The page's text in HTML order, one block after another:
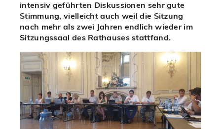
intensiv geführten Diskussionen sehr gute
Stimmung, vielleicht auch weil die Sitzung
nach mehr als zwei Jahren endlich wieder im
Sitzungssaal des Rathauses stattfand.